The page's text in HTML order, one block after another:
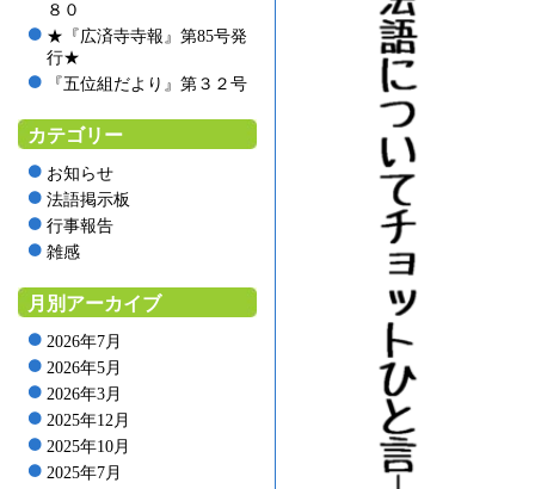
８０
★『広済寺寺報』第85号発
行★
『五位組だより』第３２号
カテゴリー
お知らせ
法語掲示板
行事報告
雑感
月別アーカイブ
2026年7月
2026年5月
2026年3月
2025年12月
2025年10月
2025年7月